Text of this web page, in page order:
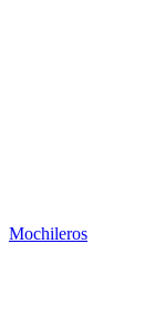
Mochileros